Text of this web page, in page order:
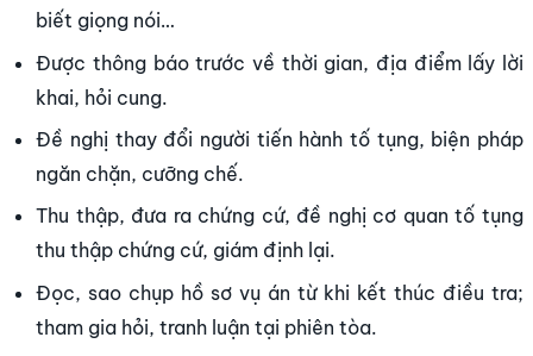
biết giọng nói…
Được thông báo trước về thời gian, địa điểm lấy lời
khai, hỏi cung.
Đề nghị thay đổi người tiến hành tố tụng, biện pháp
ngăn chặn, cưỡng chế.
Thu thập, đưa ra chứng cứ, đề nghị cơ quan tố tụng
thu thập chứng cứ, giám định lại.
Đọc, sao chụp hồ sơ vụ án từ khi kết thúc điều tra;
tham gia hỏi, tranh luận tại phiên tòa.